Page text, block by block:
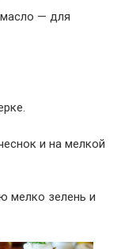
масло — для
и на мелкой
мелко зелень и